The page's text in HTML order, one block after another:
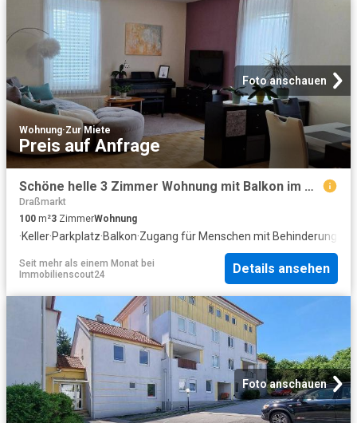
Foto anschauen
Wohnung·Zur Miete
Preis auf Anfrage
Schöne helle 3 Zimmer Wohnung mit Balkon im Zentrum von Oberpullendorf
Draßmarkt
100 m²3 ZimmerWohnung
·Keller·Parkplatz·Balkon·Zugang für Menschen mit Behinderungen
Seit mehr als einem Monat bei
Immobilienscout24
Details ansehen
Foto anschauen